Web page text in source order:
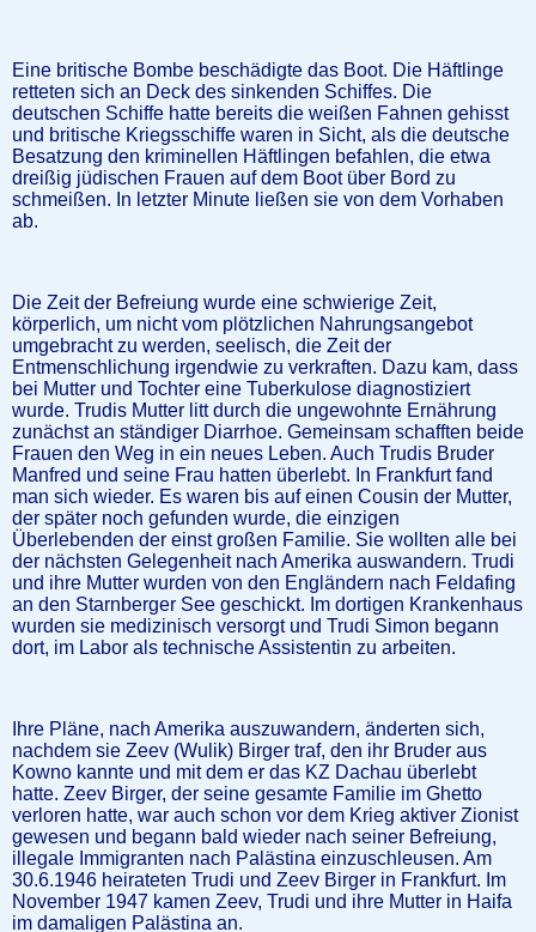
Eine britische Bombe beschädigte das Boot. Die Häftlinge
retteten sich an Deck des sinkenden Schiffes. Die
deutschen Schiffe hatte bereits die weißen Fahnen gehisst
und britische Kriegsschiffe waren in Sicht, als die deutsche
Besatzung den kriminellen Häftlingen befahlen, die etwa
dreißig jüdischen Frauen auf dem Boot über Bord zu
schmeißen. In letzter Minute ließen sie von dem Vorhaben
ab.
Die Zeit der Befreiung wurde eine schwierige Zeit,
körperlich, um nicht vom plötzlichen Nahrungsangebot
umgebracht zu werden, seelisch, die Zeit der
Entmenschlichung irgendwie zu verkraften. Dazu kam, dass
bei Mutter und Tochter eine Tuberkulose diagnostiziert
wurde. Trudis Mutter litt durch die ungewohnte Ernährung
zunächst an ständiger Diarrhoe. Gemeinsam schafften beide
Frauen den Weg in ein neues Leben. Auch Trudis Bruder
Manfred und seine Frau hatten überlebt. In Frankfurt fand
man sich wieder. Es waren bis auf einen Cousin der Mutter,
der später noch gefunden wurde, die einzigen
Überlebenden der einst großen Familie. Sie wollten alle bei
der nächsten Gelegenheit nach Amerika auswandern. Trudi
und ihre Mutter wurden von den Engländern nach Feldafing
an den Starnberger See geschickt. Im dortigen Krankenhaus
wurden sie medizinisch versorgt und Trudi Simon begann
dort, im Labor als technische Assistentin zu arbeiten.
Ihre Pläne, nach Amerika auszuwandern, änderten sich,
nachdem sie Zeev (Wulik) Birger traf, den ihr Bruder aus
Kowno kannte und mit dem er das KZ Dachau überlebt
hatte. Zeev Birger, der seine gesamte Familie im Ghetto
verloren hatte, war auch schon vor dem Krieg aktiver Zionist
gewesen und begann bald wieder nach seiner Befreiung,
illegale Immigranten nach Palästina einzuschleusen. Am
30.6.1946 heirateten Trudi und Zeev Birger in Frankfurt. Im
November 1947 kamen Zeev, Trudi und ihre Mutter in Haifa
im damaligen Palästina an.